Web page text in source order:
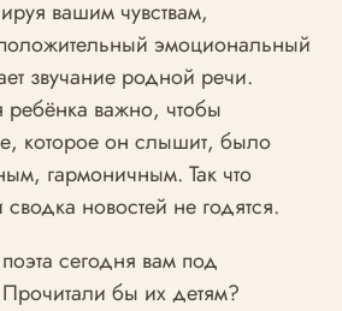
вашим чувствам,
эмоциональный
звучание родной речи.
ребёнка важно, чтобы
которое он слышит, было
гармоничным. Так что
новостей не годятся.
сегодня вам под
бы их детям?